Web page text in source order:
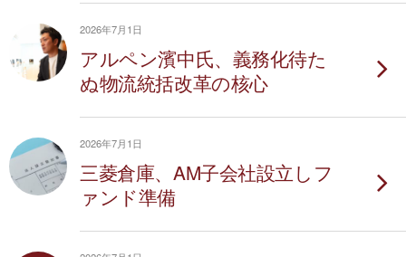
2026年7月1日
アルペン濱中氏、義務化待た
ぬ物流統括改革の核心
2026年7月1日
三菱倉庫、AM子会社設立しフ
ァンド準備